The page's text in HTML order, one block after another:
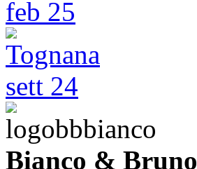
Bianco & Bruno